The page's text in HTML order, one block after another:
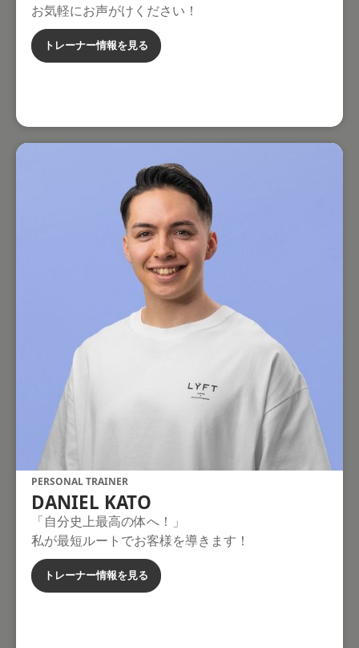
お気軽にお声がけください！
トレーナー情報を見る
PERSONAL TRAINER
DANIEL KATO
「自分史上最高の体へ！」
私が最短ルートでお客様を導きます！
トレーナー情報を見る